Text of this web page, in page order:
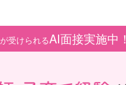
受けられるAI面接実施中！